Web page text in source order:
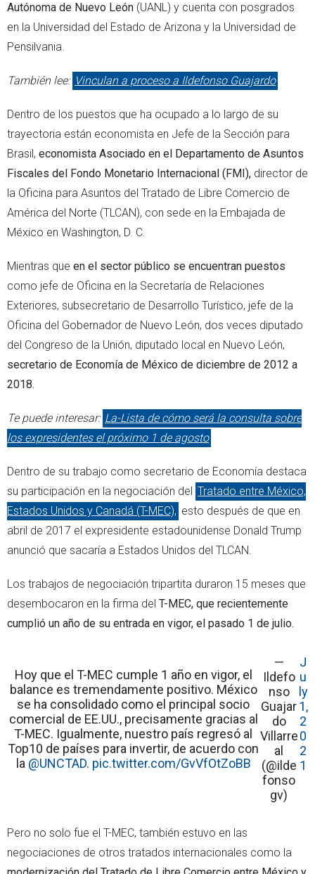
Autónoma de Nuevo León (UANL) y cuenta con posgrados
en la Universidad del Estado de Arizona y la Universidad de
Pensilvania.
También lee: Vinculan a proceso a Ildefonso Guajardo
Dentro de los puestos que ha ocupado a lo largo de su
trayectoria están economista en Jefe de la Sección para
Brasil, economista Asociado en el Departamento de Asuntos
Fiscales del Fondo Monetario Internacional (FMI), director de
la Oficina para Asuntos del Tratado de Libre Comercio de
América del Norte (TLCAN), con sede en la Embajada de
México en Washington, D. C.
Mientras que en el sector público se encuentran puestos
como jefe de Oficina en la Secretaría de Relaciones
Exteriores, subsecretario de Desarrollo Turístico, jefe de la
Oficina del Gobernador de Nuevo León, dos veces diputado
del Congreso de la Unión, diputado local en Nuevo León,
secretario de Economía de México de diciembre de 2012 a
2018.
Te puede interesar: La-Lista de cómo será la consulta sobre
los expresidentes el próximo 1 de agosto
Dentro de su trabajo como secretario de Economía destaca
su participación en la negociación del Tratado entre México,
Estados Unidos y Canadá (T-MEC), esto después de que en
abril de 2017 el expresidente estadounidense Donald Trump
anunció que sacaría a Estados Unidos del TLCAN.
Los trabajos de negociación tripartita duraron 15 meses que
desembocaron en la firma del T-MEC, que recientemente
cumplió un año de su entrada en vigor, el pasado 1 de julio.
Hoy que el T-MEC cumple 1 año en vigor, el
balance es tremendamente positivo. México
se ha consolidado como el principal socio
comercial de EE.UU., precisamente gracias al
T-MEC. Igualmente, nuestro país regresó al
Top10 de países para invertir, de acuerdo con
la @UNCTAD. pic.twitter.com/GvVfOtZoBB
—
Ildefo
nso
Guajar
do
Villarre
al
(@ilde
fonso
gv)
J
u
ly
1,
2
0
2
1
Pero no solo fue el T-MEC, también estuvo en las
negociaciones de otros tratados internacionales como la